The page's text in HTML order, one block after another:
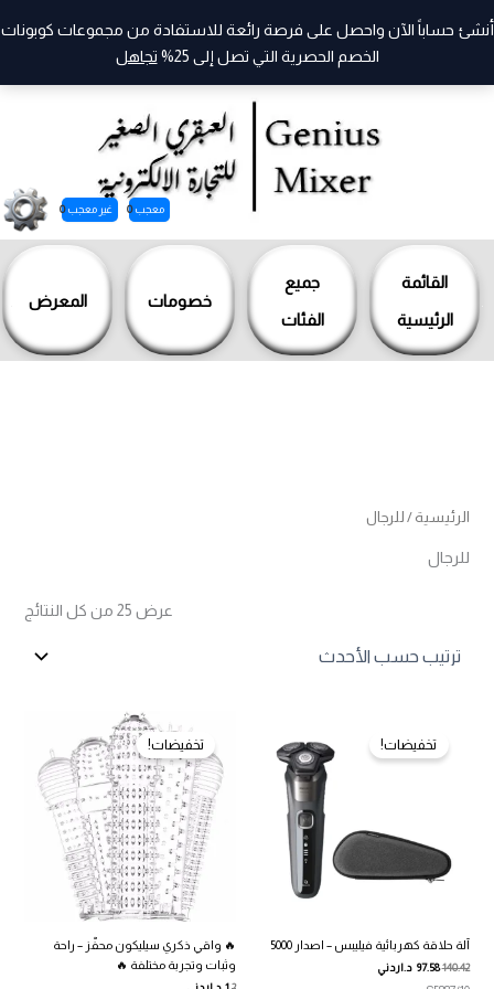
القائمة
الرئيسية
جميع
الفئات
خصومات المعرض
معجب 0 غير معجب 0
أنشئ حساباً الآن واحصل على فرصة رائعة للاستفادة من مجموعات كوبونات
الخصم الحصرية التي تصل إلى 25%
تجاهل
تخطي
الرئيسية / للرجال
للرجال
عرض ⁦25⁩ من كل النتائج
تخفيضات!
آلة حلاقة كهربائية فيليبس – اصدار 5000
140.42
97.58 د.اردني
تخفيضات!
🔥 واقي ذكري سيليكون محفّز – راحة
وثبات وتجربة مختلفة 🔥
السعر
السعر